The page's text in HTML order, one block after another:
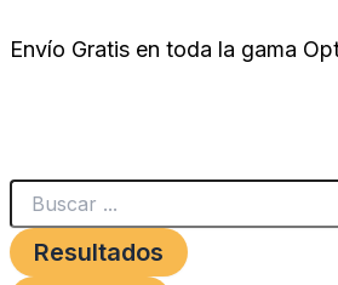
al
Envío Gratis en toda la gama
Resultados
3,8